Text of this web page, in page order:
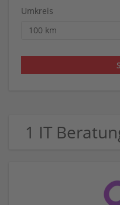
Umkreis
1 IT